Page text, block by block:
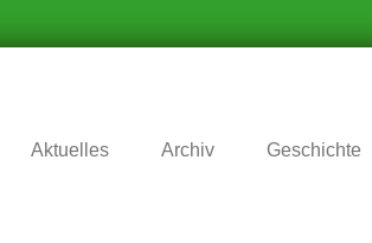
Aktuelles Archiv Geschichte